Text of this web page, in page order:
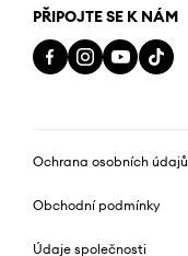
PŘIPOJTE SE K NÁM
Ochrana osobních údajů
Obchodní podmínky
Údaje společnosti